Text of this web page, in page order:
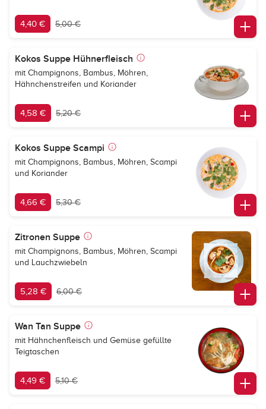
4,40 € 5,00 €
Kokos Suppe Hühnerfleisch
mit Champignons, Bambus, Möhren,
Hähnchenstreifen und Koriander
4,58 € 5,20 €
Kokos Suppe Scampi
mit Champignons, Bambus, Möhren, Scampi
und Koriander
4,66 € 5,30 €
Zitronen Suppe
mit Champignons, Bambus, Möhren, Scampi
und Lauchzwiebeln
5,28 € 6,00 €
Wan Tan Suppe
mit Hähnchenfleisch und Gemüse gefüllte
Teigtaschen
4,49 € 5,10 €